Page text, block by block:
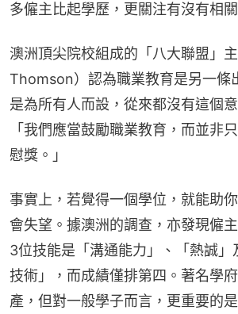
多僱主比起學歷，更關注有沒有相關
澳洲頂尖院校組成的「八大聯盟」
Thomson）認為職業教育是另一條
是為所有人而設，從來都沒有這個
「我們應當鼓勵職業教育，而並非
慰獎。」
事實上，若覺得一個學位，就能助
會失望。據澳洲的調查，亦發現僱
3位技能是「溝通能力」、「熱誠」
技術」，而成績僅排第四。著名學
產，但對一般學子而言，更重要的